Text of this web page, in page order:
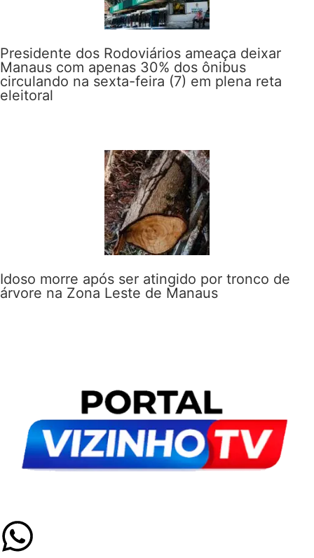
Presidente dos Rodoviários ameaça deixar
Manaus com apenas 30% dos ônibus
circulando na sexta-feira (7) em plena reta
eleitoral
Idoso morre após ser atingido por tronco de
árvore na Zona Leste de Manaus